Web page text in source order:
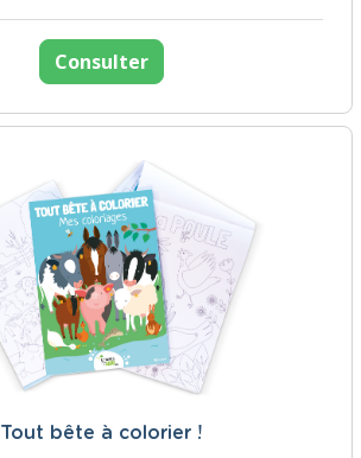
Consulter
Tout bête à colorier !